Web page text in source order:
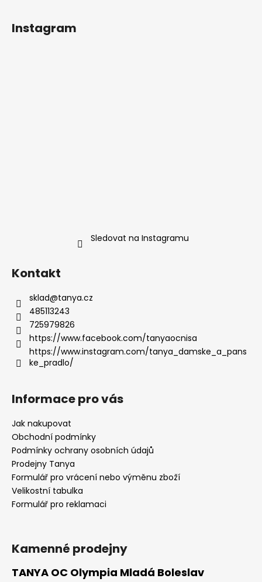
Instagram
Sledovat na Instagramu
Kontakt
sklad@tanya.cz
485113243
725979826
https://www.facebook.com/tanyaocnisa
https://www.instagram.com/tanya_damske_a_pans
ke_pradlo/
Informace pro vás
Jak nakupovat
Obchodní podmínky
Podmínky ochrany osobních údajů
Prodejny Tanya
Formulář pro vrácení nebo výměnu zboží
Velikostní tabulka
Formulář pro reklamaci
Kamenné prodejny
TANYA OC Olympia Mladá Boleslav